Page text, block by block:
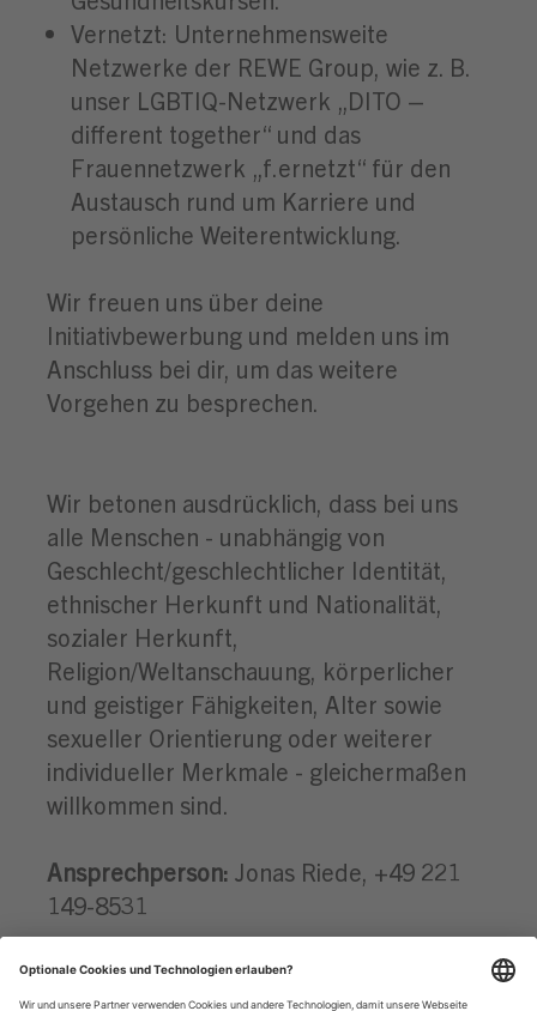
Vernetzt: Unternehmensweite
Netzwerke der REWE Group, wie z. B.
unser LGBTIQ-Netzwerk „DITO –
different together“ und das
Frauennetzwerk „f.ernetzt“ für den
Austausch rund um Karriere und
persönliche Weiterentwicklung.
Wir freuen uns über deine
Initiativbewerbung und melden uns im
Anschluss bei dir, um das weitere
Vorgehen zu besprechen.
Wir betonen ausdrücklich, dass bei uns
alle Menschen - unabhängig von
Geschlecht/geschlechtlicher Identität,
ethnischer Herkunft und Nationalität,
sozialer Herkunft,
Religion/Weltanschauung, körperlicher
und geistiger Fähigkeiten, Alter sowie
sexueller Orientierung oder weiterer
individueller Merkmale - gleichermaßen
willkommen sind.
Ansprechperson: Jonas Riede, +49 221
149-8531